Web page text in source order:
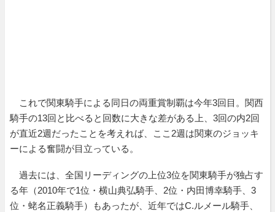
これで関東騎手による同日の両重賞制覇は今年3回目。関西
騎手の13回と比べると回数に大きな差がある上、3回の内2回
が直近2週だったことを考えれば、ここ2週は関東のジョッキ
ーによる奮闘が目立っている。
過去には、全国リーディングの上位3位を関東騎手が独占す
る年（2010年で1位・横山典弘騎手、2位・内田博幸騎手、3
位・蛯名正義騎手）もあったが、近年ではC.ルメール騎手、